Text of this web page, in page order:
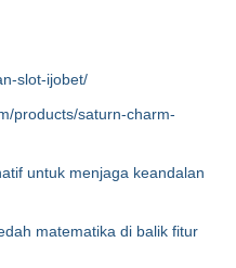
slot-ijobet/
products/saturn-charm-
untuk menjaga keandalan
matematika di balik fitur